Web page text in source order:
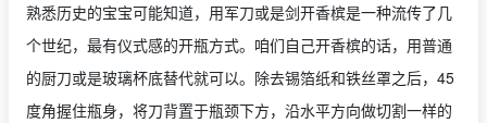
熟悉历史的宝宝可能知道，用军刀或是剑开香槟是一种流传了几
个世纪，最有仪式感的开瓶方式。咱们自己开香槟的话，用普通
的厨刀或是玻璃杯底替代就可以。除去锡箔纸和铁丝罩之后，45
度角握住瓶身，将刀背置于瓶颈下方，沿水平方向做切割一样的